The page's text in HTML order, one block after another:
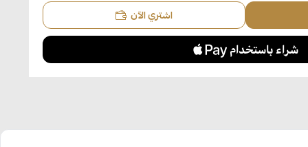
اشتري الآن